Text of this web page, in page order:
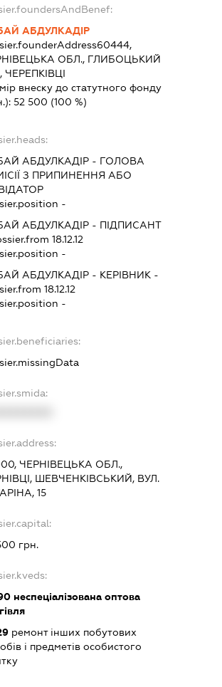
АБДУЛКАДІР
60444,
ОБЛ., ГЛИБОЦЬКИЙ
ЧЕРЕПКІВЦІ
внеску до статутного фонду
52 500 (100 %)
АБДУЛКАДІР - ГОЛОВА
З ПРИПИНЕННЯ АБО
-
АБДУЛКАДІР - ПІДПИСАНТ
18.12.12
-
АБДУЛКАДІР - КЕРІВНИК -
18.12.12
-
ЧЕРНІВЕЦЬКА ОБЛ.,
ШЕВЧЕНКІВСЬКИЙ, ВУЛ.
15
грн.
неспеціалізована оптова
ремонт інших побутових
і предметів особистого